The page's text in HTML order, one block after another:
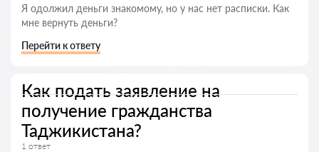
Я одолжил деньги знакомому, но у нас нет расписки. Как
мне вернуть деньги?
Перейти к ответу
Как подать заявление на
получение гражданства
Таджикистана?
1 ответ